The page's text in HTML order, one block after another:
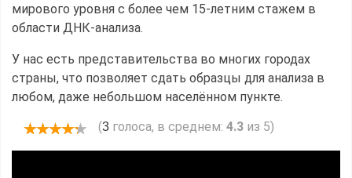
мирового уровня с более чем 15-летним стажем в
области ДНК-анализа.
У нас есть представительства во многих городах
страны, что позволяет сдать образцы для анализа в
любом, даже небольшом населённом пункте.
(3 голоса, в среднем: 4.3 из 5)